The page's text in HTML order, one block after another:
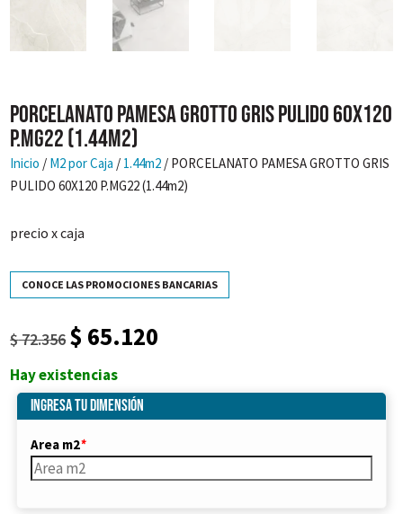
PORCELANATO PAMESA GROTTO GRIS PULIDO 60X120
P.MG22 (1.44m2)
Inicio / M2 por Caja / 1.44m2 / PORCELANATO PAMESA GROTTO GRIS
PULIDO 60X120 P.MG22 (1.44m2)
precio x caja
CONOCE LAS PROMOCIONES BANCARIAS
$72.356 El
original
era:
$ 72.356.
$ 65.120
$ 65.120.
Hay existencias
Ingresa tu dimensión
Area m2*